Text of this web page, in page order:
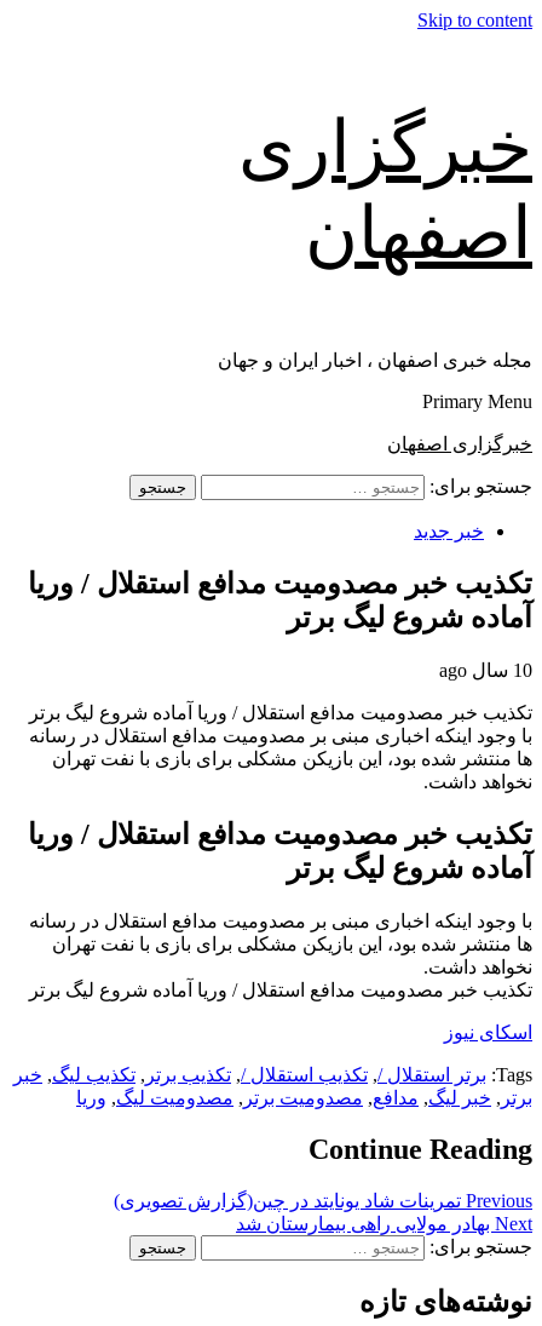
Skip to content
خبرگزاری
اصفهان
مجله خبری اصفهان ، اخبار ایران و جهان
Primary Menu
خبرگزاری اصفهان
جستجو برای:
خبر جدید
تکذیب خبر مصدومیت مدافع استقلال / وریا
آماده شروع لیگ برتر
10 سال ago
تکذیب خبر مصدومیت مدافع استقلال / وریا آماده شروع لیگ برتر
با وجود اینکه اخباری مبنی بر مصدومیت مدافع استقلال در رسانه
ها منتشر شده بود، این بازیکن مشکلی برای بازی با نفت تهران
نخواهد داشت.
تکذیب خبر مصدومیت مدافع استقلال / وریا
آماده شروع لیگ برتر
با وجود اینکه اخباری مبنی بر مصدومیت مدافع استقلال در رسانه
ها منتشر شده بود، این بازیکن مشکلی برای بازی با نفت تهران
نخواهد داشت.
تکذیب خبر مصدومیت مدافع استقلال / وریا آماده شروع لیگ برتر
اسکای نیوز
Tags: برتر استقلال /, تکذیب استقلال /, تکذیب برتر , تکذیب لیگ, خبر
برتر , خبر لیگ, مدافع, مصدومیت برتر , مصدومیت لیگ, وریا
Continue Reading
Previous تمرینات شاد یونایتد در چین(گزارش تصویری)
Next بهادر مولایی راهی بیمارستان شد
جستجو برای:
نوشته‌های تازه